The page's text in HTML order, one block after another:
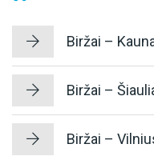
Biržai –
Biržai –
Biržai –